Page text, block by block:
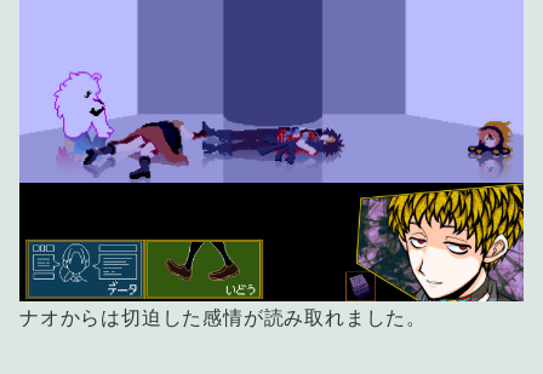
ナオからは切迫した感情が読み取れました。